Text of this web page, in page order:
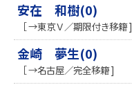
安在 和樹(0)
［ →東京Ｖ／期限付き移籍 ]
金崎 夢生(0)
［ →名古屋／完全移籍 ]